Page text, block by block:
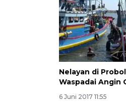
Nelayan di
Waspadai Angin
6 Juni 2017 11:55